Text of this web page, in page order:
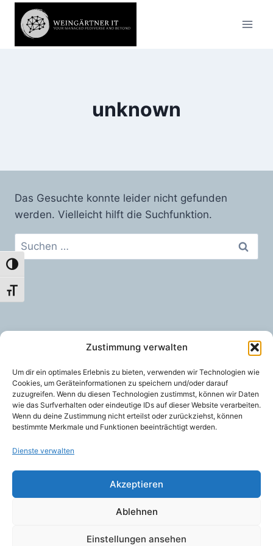
Zustimmung verwalten
Um dir ein optimales Erlebnis zu bieten, verwenden wir Technologien wie
Cookies, um Geräteinformationen zu speichern und/oder darauf
zuzugreifen. Wenn du diesen Technologien zustimmst, können wir Daten
wie das Surfverhalten oder eindeutige IDs auf dieser Website verarbeiten.
Wenn du deine Zustimmung nicht erteilst oder zurückziehst, können
bestimmte Merkmale und Funktionen beeinträchtigt werden.
Dienste verwalten
Akzeptieren
Ablehnen
Einstellungen ansehen
Umschalten auf hohe Kontraste
Schrift vergrößern
Inhalt
springen
unknown
Das Gesuchte konnte leider nicht gefunden
werden. Vielleicht hilft die Suchfunktion.
Suchen
nach: